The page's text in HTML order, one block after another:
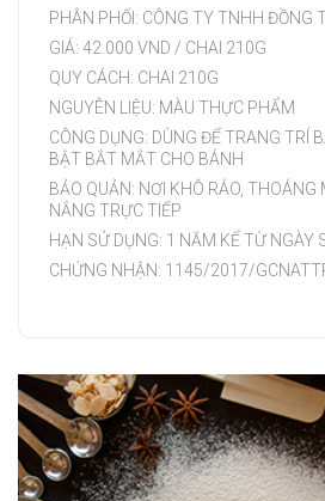
PHÂN PHỐI: CÔNG TY TNHH ĐỒNG
GIÁ: 42.000 VND / CHAI 210G
QUY CÁCH: CHAI 210G
NGUYÊN LIỆU: MÀU THỰC PHẨM
CÔNG DỤNG: DÙNG ĐỂ TRANG TRÍ
BẬT BẮT MẮT CHO BÁNH
BẢO QUẢN: NƠI KHÔ RÁO, THOÁNG
NẮNG TRỰC TIẾP
HẠN SỬ DỤNG: 1 NĂM KỂ TỪ NGÀY
CHỨNG NHẬN: 1145/2017/